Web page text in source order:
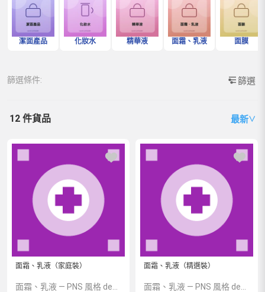
潔面產品 化妝水 精華液 面霜、乳液 面膜
篩選條件: 篩選
12 件貨品 最新∨
面霜、乳液（家庭裝） 面霜、乳液（精選裝）